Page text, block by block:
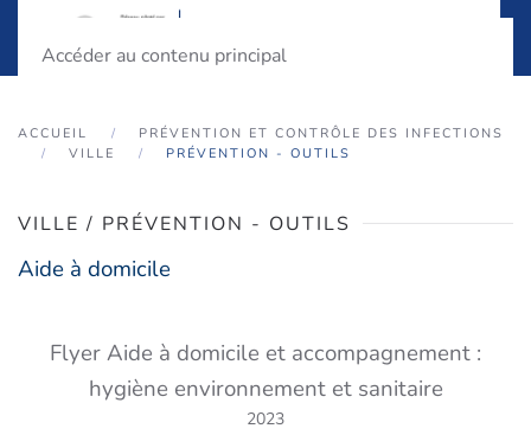
Accéder au contenu principal
ACCUEIL
PRÉVENTION ET CONTRÔLE DES INFECTIONS
VILLE
PRÉVENTION - OUTILS
VILLE / PRÉVENTION - OUTILS
Aide à domicile
Flyer Aide à domicile et accompagnement :
hygiène environnement et sanitaire
2023